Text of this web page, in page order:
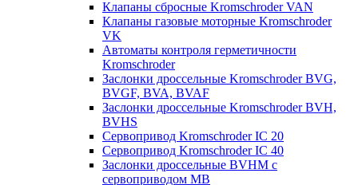
Клапаны сбросные Kromschroder VAN
Клапаны газовые моторные Kromschroder
VK
Автоматы контроля герметичности
Kromschroder
Заслонки дроссельные Kromschroder BVG,
BVGF, BVA, BVAF
Заслонки дроссельные Kromschroder BVH,
BVHS
Сервопривод Kromschroder IC 20
Сервопривод Kromschroder IC 40
Заслонки дроссельные BVHM с
сервоприводом МВ